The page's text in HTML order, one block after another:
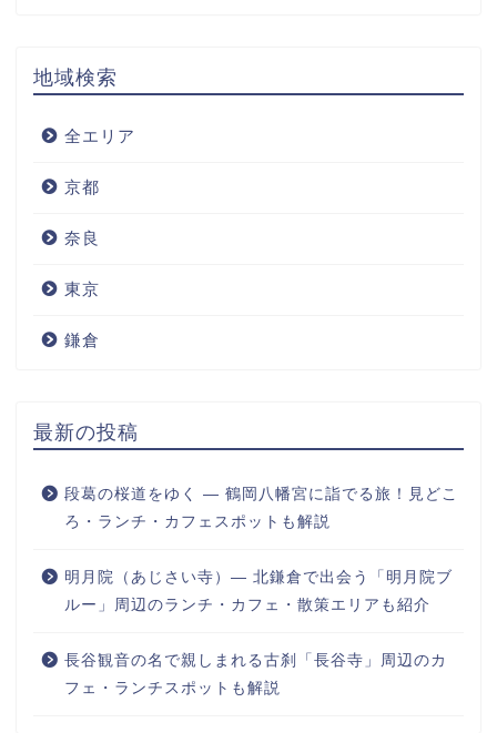
地域検索
全エリア
京都
奈良
東京
鎌倉
最新の投稿
段葛の桜道をゆく ― 鶴岡八幡宮に詣でる旅！見どこ
ろ・ランチ・カフェスポットも解説
明月院（あじさい寺）― 北鎌倉で出会う「明月院ブ
ルー」周辺のランチ・カフェ・散策エリアも紹介
長谷観音の名で親しまれる古刹「長谷寺」周辺のカ
フェ・ランチスポットも解説